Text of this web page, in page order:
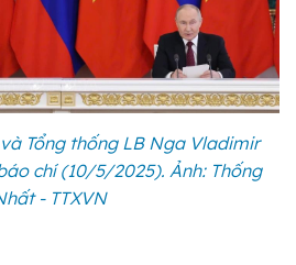
Tổng thống LB Nga Vladimir
chí (10/5/2025). Ảnh: Thống
- TTXVN